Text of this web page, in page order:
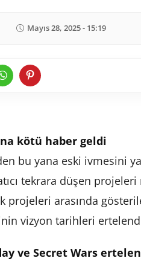
Mayıs 28, 2025 - 15:19
kötü haber geldi
bu yana eski ivmesini
tekrara düşen
projeleri arasında
vizyon tarihleri
ve Secret Wars